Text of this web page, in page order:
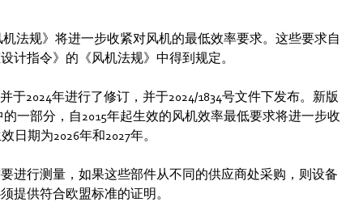
机法规》将进一步收紧对风机的最低效率要求。这些要求自
计指令》的《风机法规》中得到规定。
于2024年进行了修订，并于2024/1834号文件下发布。新版
的一部分，自2015年起生效的风机效率最低要求将进一步收
日期为2026年和2027年。
进行测量，如果这些部件从不同的供应商处采购，则设备
提供符合欧盟标准的证明。